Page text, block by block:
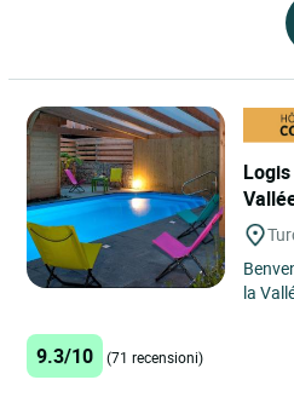
la
che
9.3/10 (71 recensioni)